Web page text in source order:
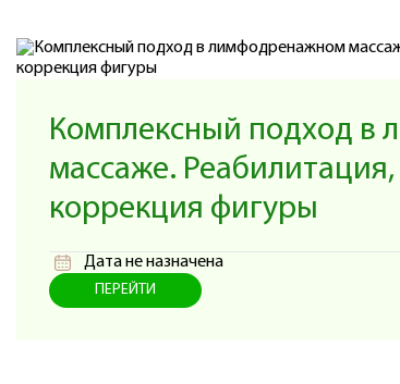
Комплексный подход в
массаже.
коррекция фигуры
Дата не назначена
ПЕРЕЙТИ